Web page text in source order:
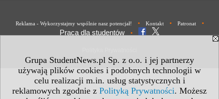
Grupa StudentNews.pl Sp. z o.o. i jej partnerzy
używają plików cookies i podobnych technologii w
celu realizacji m.in. usług statystycznych i
reklamowych zgodnie z Polityką Prywatności. Możesz
Reklama - Wykorzystajmy wspólnie nasz potencjał! • Kontakt • Patronat •
Praca dla studentów •